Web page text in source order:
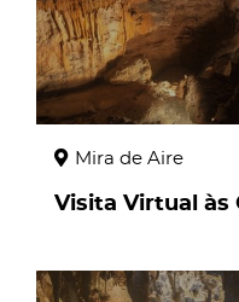
Mira de Aire
Visita Virtual às
page